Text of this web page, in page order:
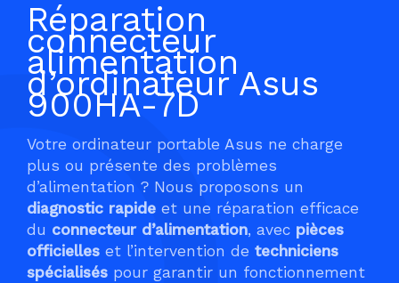
Réparation
connecteur
alimentation
d’ordinateur Asus
900HA-7D
Votre ordinateur portable Asus ne charge
plus ou présente des problèmes
d’alimentation ? Nous proposons un
diagnostic rapide et une réparation efficace
du connecteur d’alimentation, avec pièces
officielles et l’intervention de techniciens
spécialisés pour garantir un fonctionnement